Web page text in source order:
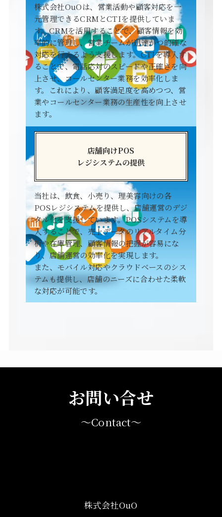
株式会社OuOは、営業活動や顧客対応を一
元管理できるCRMとCTIを提供していま
す。CRMを活用することで、顧客情報を効
率的に管理し、営業チームが迅速かつ的確な
対応を行えるよう支援します。CTIを導入す
ることで、電話応対のスピードや正確さを向
上させ、コールセンター業務を効率化しま
す。これにより、顧客満足度を高めつつ、営
業やコールセンター業務の生産性を向上させ
ます。
店舗向けPOS
レジシステムの提供
当社は、飲食、小売り、理美容向けの各
POSレジシステムを提供し、店舗運営のデジ
タル化を支援しています。POSシステムを導
入することで、売上データのリアルタイム分
析や在庫管理、顧客情報の把握が容易にな
り、店舗運営の効率化を実現します。
また、モバイル対応やクラウドベースのシス
テムも提供し、店舗のニーズに合わせた柔軟
な対応が可能です。
お問い合せ
〜Contact～
株式会社OuO